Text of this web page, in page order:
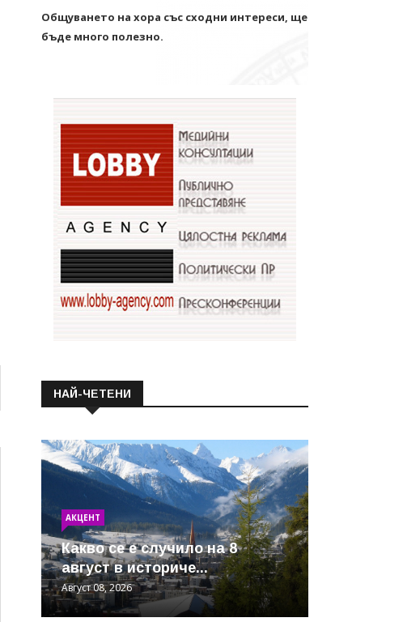
Общуването на хора със сходни интереси, ще
бъде много полезно.
НАЙ-ЧЕТЕНИ
АКЦЕНТ
Какво се е случило на 8
август в историче...
Август 08, 2026